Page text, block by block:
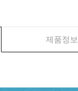
제품정보